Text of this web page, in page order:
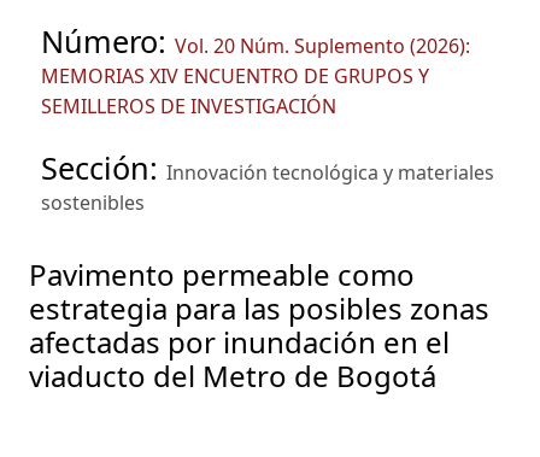
Número: Vol. 20 Núm. Suplemento (2026):
MEMORIAS XIV ENCUENTRO DE GRUPOS Y
SEMILLEROS DE INVESTIGACIÓN
Sección: Innovación tecnológica y materiales
sostenibles
Pavimento permeable como
estrategia para las posibles zonas
afectadas por inundación en el
viaducto del Metro de Bogotá